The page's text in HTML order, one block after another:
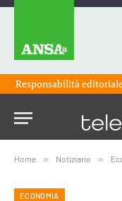
Responsabilità
Home » Notiziario »
ECONOMIA